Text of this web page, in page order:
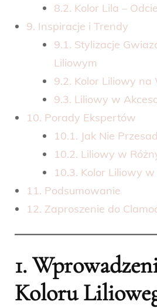
8.2. Kolor Lila –
9. Inspiracje i Trendy
9.1. Stylizacje
Liliowym
9.2. Kolor Liliowy na
9.3. Liliowy w
10. Porady Ekspertów
10.1. Jak Nie
10.2. Liliowy w
10.3. Kolor Liliowy w
11. Podsumowanie
12. Zaproszenie do
1.
Koloru